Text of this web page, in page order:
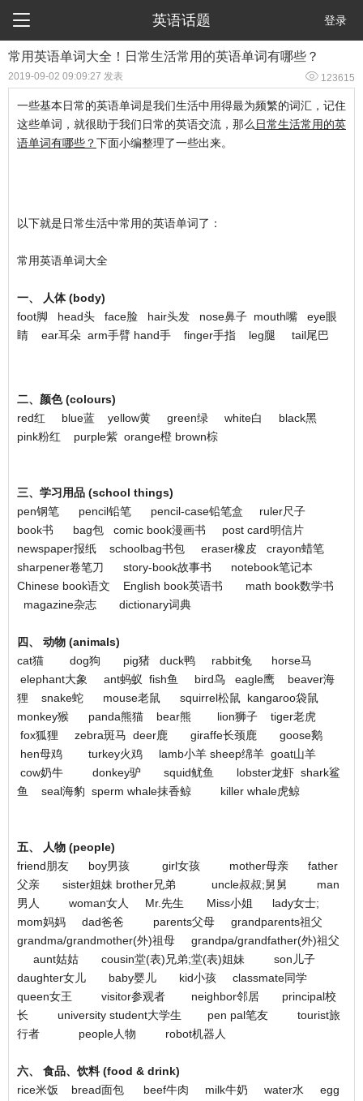
 英语话题 登录
常用英语单词大全！日常生活常用的英语单词有哪些？
2019-09-02 09:09:27 发表  123615
一些基本日常的英语单词是我们生活中用得最为频繁的词汇，记住
这些单词，就很助于我们日常的英语交流，那么 日常生活常用的英
语单词有哪些？下面小编整理了一些出来。
以下就是日常生活中常用的英语单词了：
常用英语单词大全
一、 人体 (body)
foot脚 head头 face脸 hair头发 nose鼻子 mouth嘴 eye眼
睛 ear耳朵 arm手臂 hand手 finger手指 leg腿 tail尾巴
二、颜色 (colours)
red红 blue蓝 yellow黄 green绿 white白 black黑
pink粉红 purple紫 orange橙 brown棕
三、学习用品 (school things)
pen钢笔 pencil铅笔 pencil-case铅笔盒 ruler尺子
book书 bag包 comic book漫画书 post card明信片
newspaper报纸 schoolbag书包 eraser橡皮 crayon蜡笔
sharpener卷笔刀 story-book故事书 notebook笔记本
Chinese book语文 English book英语书 math book数学书
magazine杂志 dictionary词典
四、 动物 (animals)
cat猫 dog狗 pig猪 duck鸭 rabbit兔 horse马
elephant大象 ant蚂蚁 fish鱼 bird鸟 eagle鹰 beaver海
狸 snake蛇 mouse老鼠 squirrel松鼠 kangaroo袋鼠
monkey猴 panda熊猫 bear熊 lion狮子 tiger老虎
fox狐狸 zebra斑马 deer鹿 giraffe长颈鹿 goose鹅
hen母鸡 turkey火鸡 lamb小羊 sheep绵羊 goat山羊
cow奶牛 donkey驴 squid鱿鱼 lobster龙虾 shark鲨
鱼 seal海豹 sperm whale抹香鲸 killer whale虎鲸
五、 人物 (people)
friend朋友 boy男孩 girl女孩 mother母亲 father
父亲 sister姐妹 brother兄弟 uncle叔叔;舅舅 man
男人 woman女人 Mr.先生 Miss小姐 lady女士;
mom妈妈 dad爸爸 parents父母 grandparents祖父
grandma/grandmother(外)祖母 grandpa/grandfather(外)祖父
aunt姑姑 cousin堂(表)兄弟;堂(表)姐妹 son儿子
daughter女儿 baby婴儿 kid小孩 classmate同学
queen女王 visitor参观者 neighbor邻居 principal校
长 university student大学生 pen pal笔友 tourist旅
行者 people人物 robot机器人
六、 食品、饮料 (food & drink)
rice米饭 bread面包 beef牛肉 milk牛奶 water水 egg